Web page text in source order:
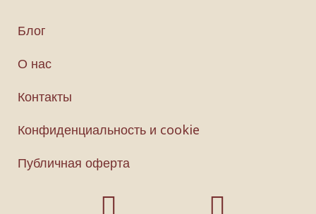
Блог
О нас
Контакты
Конфиденциальность и cookie
Публичная оферта